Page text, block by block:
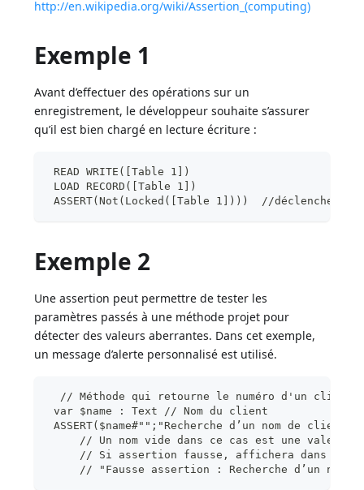
http://en.wikipedia.org/wiki/Assertion_(computing)
Exemple 1
Avant d’effectuer des opérations sur un
enregistrement, le développeur souhaite s’assurer
qu’il est bien chargé en lecture écriture :
READ WRITE([Table 1])
LOAD RECORD([Table 1])
ASSERT(Not(Locked([Table 1])))  //
Exemple 2
Une assertion peut permettre de tester les
paramètres passés à une méthode projet pour
détecter des valeurs aberrantes. Dans cet exemple,
un message d’alerte personnalisé est utilisé.
// Méthode qui retourne le numéro d'un client en
var $name : Text // Nom du client
ASSERT($name#"";"Recherche d’un nom de client
// Un nom vide dans ce cas est une valeur
// Si assertion fausse, affichera dans la
// "Fausse assertion : Recherche d’un nom